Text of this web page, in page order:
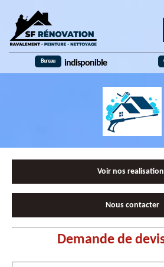
Bureau indisponible
Voir nos
Nous contacter
Demande de